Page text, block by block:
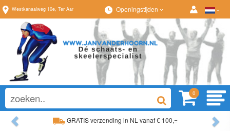
Westkanaalweg 10e, Ter Aar Openingstijden
0
GRATIS verzending in NL vanaf € 100,=
Previous